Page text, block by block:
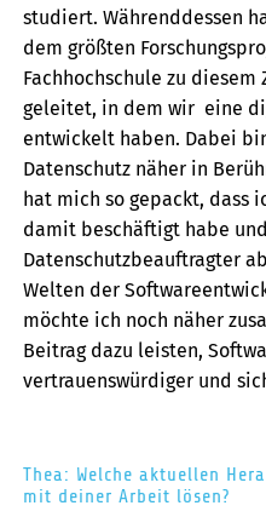
studiert. Währenddessen
dem größten
Fachhochschule zu
geleitet, in dem wir eine
entwickelt haben. Dabei
Datenschutz näher in
hat mich so gepackt, dass
damit beschäftigt habe
Datenschutzbeauftragter
Welten der
möchte ich noch näher
Beitrag dazu leisten,
vertrauenswürdiger und
Thea: Welche aktuellen
mit deiner Arbeit lösen?